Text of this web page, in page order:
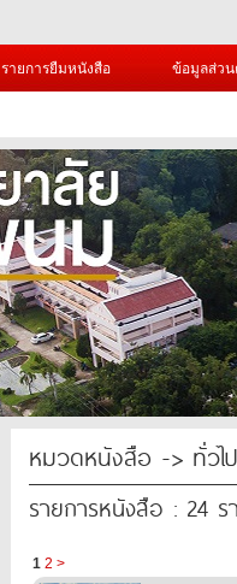
รายการยืมหนังสือ ข้อมูลส่ว
หมวดหนังสือ -> ทั่วไป
รายการหนังสือ : 24 ร
1 2 >